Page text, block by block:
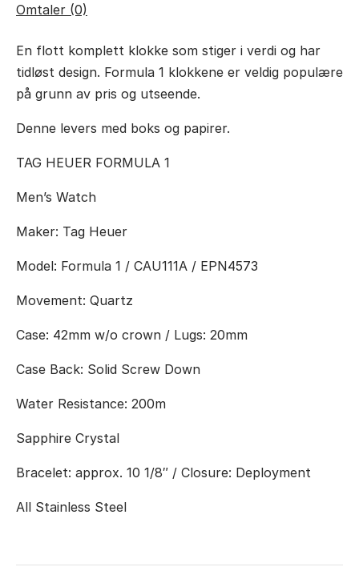
Omtaler (0)
En flott komplett klokke som stiger i verdi og har
tidløst design. Formula 1 klokkene er veldig populære
på grunn av pris og utseende.
Denne levers med boks og papirer.
TAG HEUER FORMULA 1
Men’s Watch
Maker: Tag Heuer
Model: Formula 1 / CAU111A / EPN4573
Movement: Quartz
Case: 42mm w/o crown / Lugs: 20mm
Case Back: Solid Screw Down
Water Resistance: 200m
Sapphire Crystal
Bracelet: approx. 10 1/8″ / Closure: Deployment
All Stainless Steel